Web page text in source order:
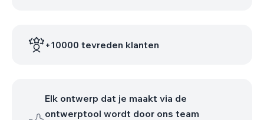
+10000 tevreden klanten
Elk ontwerp dat je maakt via de
ontwerptool wordt door ons team